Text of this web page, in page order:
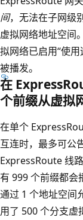
间，无法在子网级
虚拟网络地址空间
拟网络已启用“使
被播发。
在
个前缀从虚拟
在单个
互连时，最多可公
ExpressRoute 线
有 999 个前缀都会
通过 1 个地址空间
用了 500 个分支虚